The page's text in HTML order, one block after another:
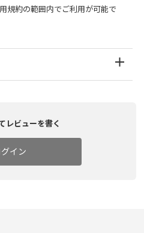
規約の範囲内でご利用が可能で
レビューを書く
イン